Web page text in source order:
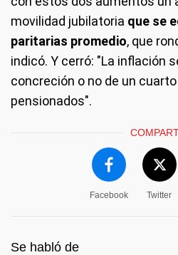
movilidad jubilatoria que se
paritarias promedio, que
indicó. Y cerró: "La inflación
concreción o no de un
pensionados".
Facebook Twitter
Se habló de